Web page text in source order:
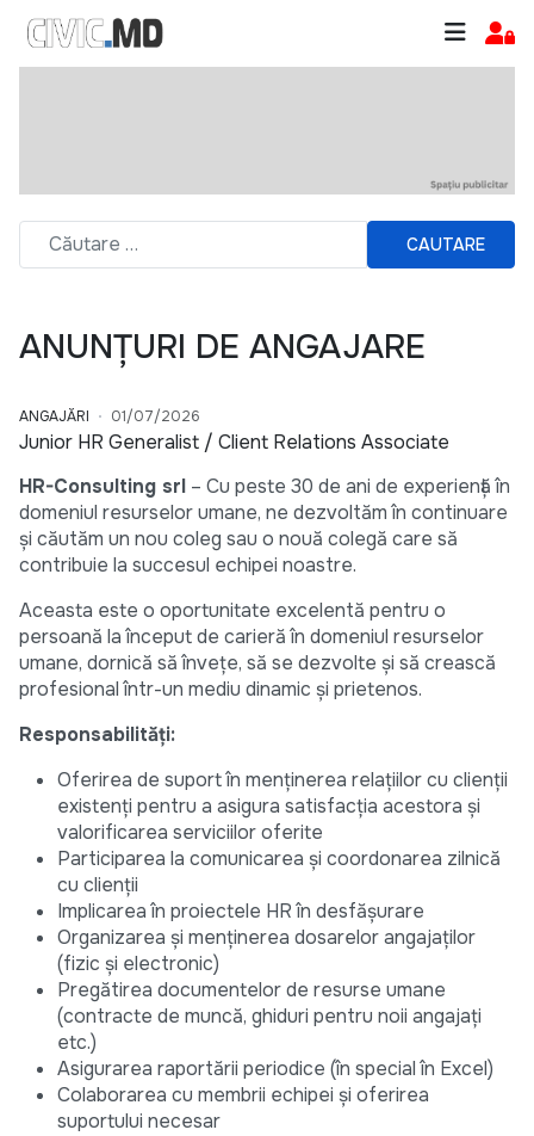
CAUTARE
ANUNȚURI DE ANGAJARE
ANGAJĂRI 01/07/2026
Junior HR Generalist / Client Relations Associate
HR-Consulting srl – Cu peste 30 de ani de experiență în
domeniul resurselor umane, ne dezvoltăm în continuare
și căutăm un nou coleg sau o nouă colegă care să
contribuie la succesul echipei noastre.
Aceasta este o oportunitate excelentă pentru o
persoană la început de carieră în domeniul resurselor
umane, dornică să învețe, să se dezvolte și să crească
profesional într-un mediu dinamic și prietenos.
Responsabilități:
Oferirea de suport în menținerea relațiilor cu clienții
existenți pentru a asigura satisfacția acestora și
valorificarea serviciilor oferite
Participarea la comunicarea și coordonarea zilnică
cu clienții
Implicarea în proiectele HR în desfășurare
Organizarea și menținerea dosarelor angajaților
(fizic și electronic)
Pregătirea documentelor de resurse umane
(contracte de muncă, ghiduri pentru noii angajați
etc.)
Asigurarea raportării periodice (în special în Excel)
Colaborarea cu membrii echipei și oferirea
suportului necesar